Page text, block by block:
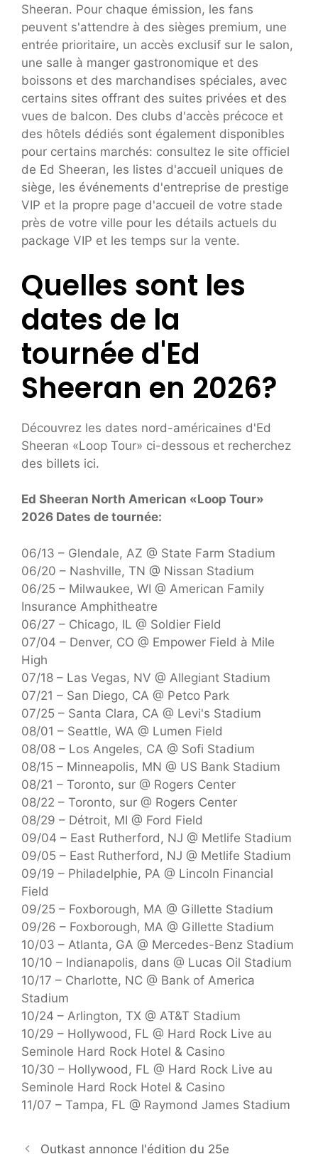
Sheeran. Pour chaque émission, les fans
peuvent s'attendre à des sièges premium, une
entrée prioritaire, un accès exclusif sur le salon,
une salle à manger gastronomique et des
boissons et des marchandises spéciales, avec
certains sites offrant des suites privées et des
vues de balcon. Des clubs d'accès précoce et
des hôtels dédiés sont également disponibles
pour certains marchés: consultez le site officiel
de Ed Sheeran, les listes d'accueil uniques de
siège, les événements d'entreprise de prestige
VIP et la propre page d'accueil de votre stade
près de votre ville pour les détails actuels du
package VIP et les temps sur la vente.
Quelles sont les
dates de la
tournée d'Ed
Sheeran en 2026?
Découvrez les dates nord-américaines d'Ed
Sheeran «Loop Tour» ci-dessous et recherchez
des billets ici.
Ed Sheeran North American «Loop Tour»
2026 Dates de tournée:
06/13 – Glendale, AZ @ State Farm Stadium
06/20 – Nashville, TN @ Nissan Stadium
06/25 – Milwaukee, WI @ American Family
Insurance Amphitheatre
06/27 – Chicago, IL @ Soldier Field
07/04 – Denver, CO @ Empower Field à Mile
High
07/18 – Las Vegas, NV @ Allegiant Stadium
07/21 – San Diego, CA @ Petco Park
07/25 – Santa Clara, CA @ Levi's Stadium
08/01 – Seattle, WA @ Lumen Field
08/08 – Los Angeles, CA @ Sofi Stadium
08/15 – Minneapolis, MN @ US Bank Stadium
08/21 – Toronto, sur @ Rogers Center
08/22 – Toronto, sur @ Rogers Center
08/29 – Détroit, MI @ Ford Field
09/04 – East Rutherford, NJ @ Metlife Stadium
09/05 – East Rutherford, NJ @ Metlife Stadium
09/19 – Philadelphie, PA @ Lincoln Financial
Field
09/25 – Foxborough, MA @ Gillette Stadium
09/26 – Foxborough, MA @ Gillette Stadium
10/03 – Atlanta, GA @ Mercedes-Benz Stadium
10/10 – Indianapolis, dans @ Lucas Oil Stadium
10/17 – Charlotte, NC @ Bank of America
Stadium
10/24 – Arlington, TX @ AT&T Stadium
10/29 – Hollywood, FL @ Hard Rock Live au
Seminole Hard Rock Hotel & Casino
10/30 – Hollywood, FL @ Hard Rock Live au
Seminole Hard Rock Hotel & Casino
11/07 – Tampa, FL @ Raymond James Stadium
Outkast annonce l'édition du 25e